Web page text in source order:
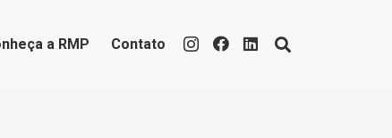
a RMP Contato